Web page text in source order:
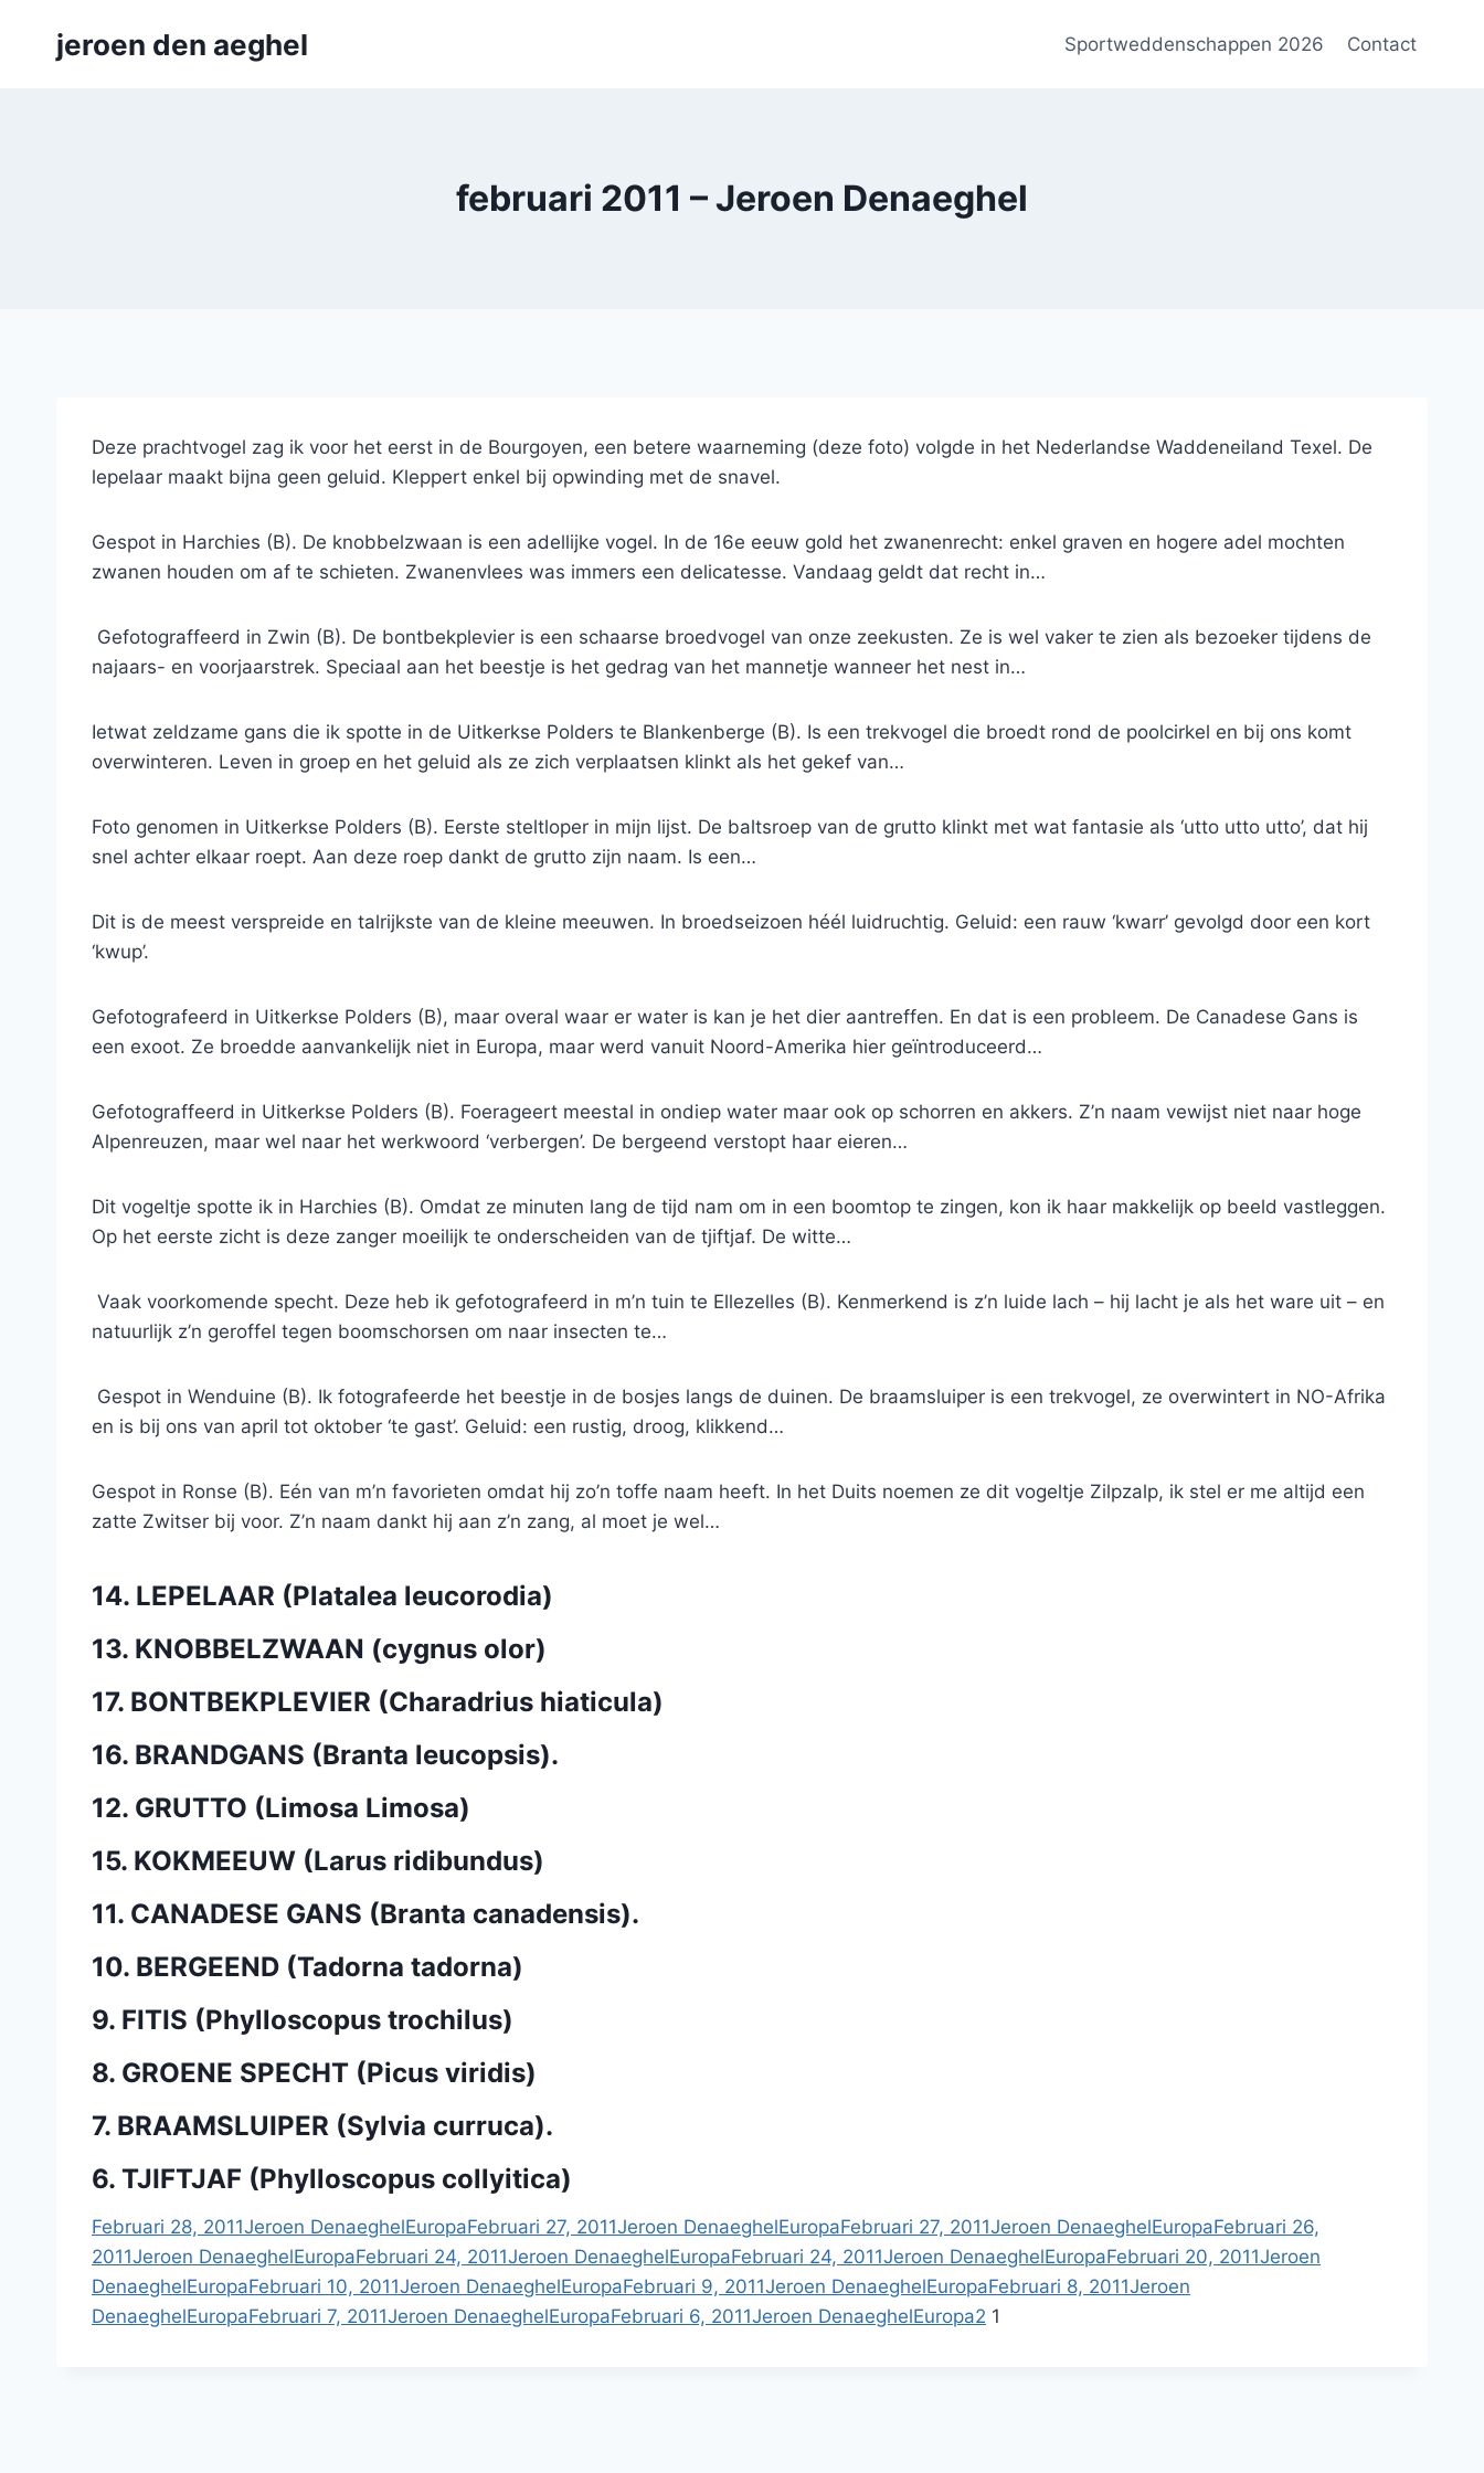
jeroen den aeghel Sportweddenschappen 2026 Contact
februari 2011 – Jeroen Denaeghel
Deze prachtvogel zag ik voor het eerst in de Bourgoyen, een betere waarneming (deze foto) volgde in het Nederlandse Waddeneiland Texel. De
lepelaar maakt bijna geen geluid. Kleppert enkel bij opwinding met de snavel.
Gespot in Harchies (B). De knobbelzwaan is een adellijke vogel. In de 16e eeuw gold het zwanenrecht: enkel graven en hogere adel mochten
zwanen houden om af te schieten. Zwanenvlees was immers een delicatesse. Vandaag geldt dat recht in…
Gefotograffeerd in Zwin (B). De bontbekplevier is een schaarse broedvogel van onze zeekusten. Ze is wel vaker te zien als bezoeker tijdens de
najaars- en voorjaarstrek. Speciaal aan het beestje is het gedrag van het mannetje wanneer het nest in…
Ietwat zeldzame gans die ik spotte in de Uitkerkse Polders te Blankenberge (B). Is een trekvogel die broedt rond de poolcirkel en bij ons komt
overwinteren. Leven in groep en het geluid als ze zich verplaatsen klinkt als het gekef van…
Foto genomen in Uitkerkse Polders (B). Eerste steltloper in mijn lijst. De baltsroep van de grutto klinkt met wat fantasie als ‘utto utto utto’, dat hij
snel achter elkaar roept. Aan deze roep dankt de grutto zijn naam. Is een…
Dit is de meest verspreide en talrijkste van de kleine meeuwen. In broedseizoen héél luidruchtig. Geluid: een rauw ‘kwarr’ gevolgd door een kort
‘kwup’.
Gefotografeerd in Uitkerkse Polders (B), maar overal waar er water is kan je het dier aantreffen. En dat is een probleem. De Canadese Gans is
een exoot. Ze broedde aanvankelijk niet in Europa, maar werd vanuit Noord-Amerika hier geïntroduceerd…
Gefotograffeerd in Uitkerkse Polders (B). Foerageert meestal in ondiep water maar ook op schorren en akkers. Z’n naam vewijst niet naar hoge
Alpenreuzen, maar wel naar het werkwoord ‘verbergen’. De bergeend verstopt haar eieren…
Dit vogeltje spotte ik in Harchies (B). Omdat ze minuten lang de tijd nam om in een boomtop te zingen, kon ik haar makkelijk op beeld vastleggen.
Op het eerste zicht is deze zanger moeilijk te onderscheiden van de tjiftjaf. De witte…
Vaak voorkomende specht. Deze heb ik gefotografeerd in m’n tuin te Ellezelles (B). Kenmerkend is z’n luide lach – hij lacht je als het ware uit – en
natuurlijk z’n geroffel tegen boomschorsen om naar insecten te…
Gespot in Wenduine (B). Ik fotografeerde het beestje in de bosjes langs de duinen. De braamsluiper is een trekvogel, ze overwintert in NO-Afrika
en is bij ons van april tot oktober ‘te gast’. Geluid: een rustig, droog, klikkend…
Gespot in Ronse (B). Eén van m’n favorieten omdat hij zo’n toffe naam heeft. In het Duits noemen ze dit vogeltje Zilpzalp, ik stel er me altijd een
zatte Zwitser bij voor. Z’n naam dankt hij aan z’n zang, al moet je wel…
14. LEPELAAR (Platalea leucorodia)
13. KNOBBELZWAAN (cygnus olor)
17. BONTBEKPLEVIER (Charadrius hiaticula)
16. BRANDGANS (Branta leucopsis).
12. GRUTTO (Limosa Limosa)
15. KOKMEEUW (Larus ridibundus)
11. CANADESE GANS (Branta canadensis).
10. BERGEEND (Tadorna tadorna)
9. FITIS (Phylloscopus trochilus)
8. GROENE SPECHT (Picus viridis)
7. BRAAMSLUIPER (Sylvia curruca).
6. TJIFTJAF (Phylloscopus collyitica)
Februari 28, 2011Jeroen DenaeghelEuropaFebruari 27, 2011Jeroen DenaeghelEuropaFebruari 27, 2011Jeroen DenaeghelEuropaFebruari 26,
2011Jeroen DenaeghelEuropaFebruari 24, 2011Jeroen DenaeghelEuropaFebruari 24, 2011Jeroen DenaeghelEuropaFebruari 20, 2011Jeroen
DenaeghelEuropaFebruari 10, 2011Jeroen DenaeghelEuropaFebruari 9, 2011Jeroen DenaeghelEuropaFebruari 8, 2011Jeroen
DenaeghelEuropaFebruari 7, 2011Jeroen DenaeghelEuropaFebruari 6, 2011Jeroen DenaeghelEuropa2 1